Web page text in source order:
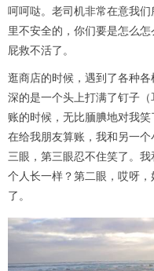
呵呵哒。老司机非常在意我
里不安全的，你们要是怎么
屁救不活了。
逛商店的时候，遇到了各种
深的是一个头上打满了钉子
账的时候，无比腼腆地对我
在给我朋友算账，我和另一
三眼，第三眼忍不住笑了。
个人长一样？第二眼，哎呀
了。